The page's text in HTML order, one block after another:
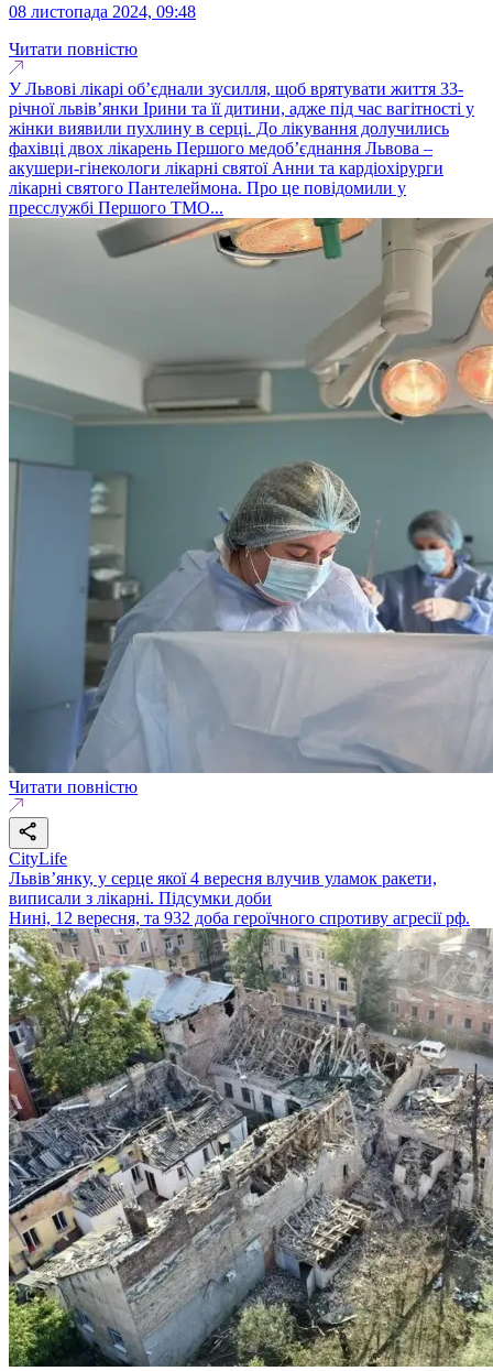
08 листопада 2024, 09:48
Читати повністю
У Львові лікарі об’єднали зусилля, щоб врятувати життя 33-
річної львів’янки Ірини та її дитини, адже під час вагітності у
жінки виявили пухлину в серці. До лікування долучились
фахівці двох лікарень Першого медоб’єднання Львова –
акушери-гінекологи лікарні святої Анни та кардіохірурги
лікарні святого Пантелеймона. Про це повідомили у
пресслужбі Першого ТМО...
Читати повністю
CityLife
Львів’янку, у серце якої 4 вересня влучив уламок ракети,
виписали з лікарні. Підсумки доби
Нині, 12 вересня, та 932 доба героїчного спротиву агресії рф.